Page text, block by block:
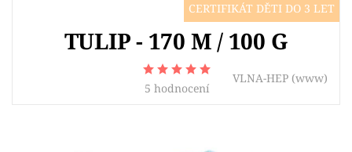
CERTIFIKÁT DĚTI DO 3 LET
TULIP - 170 M / 100 G
5 hodnocení
VLNA-HEP (www)